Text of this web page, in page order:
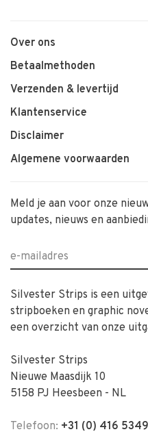
Over ons
Betaalmethoden
Verzenden & levertijd
Klantenservice
Disclaimer
Algemene voorwaarden
Meld je aan voor onze
updates, nieuws en
Silvester Strips is een
stripboeken en graphic
een overzicht van onze
Silvester Strips
Nieuwe Maasdijk 10
5158 PJ Heesbeen - NL
Telefoon: +31 (0) 416